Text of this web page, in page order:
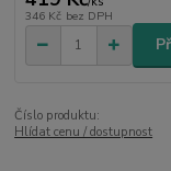
346 Kč bez DPH
Číslo produktu:
Hlídat cenu / dostupnost